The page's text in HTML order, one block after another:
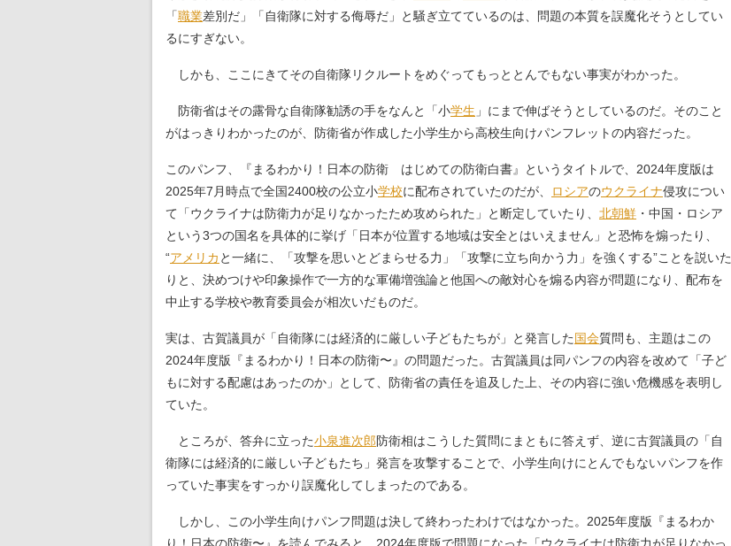
「職業差別だ」「自衛隊に対する侮辱だ」と騒ぎ立てているのは、問題の本質を誤魔化そうとしてい
るにすぎない。
しかも、ここにきてその自衛隊リクルートをめぐってもっととんでもない事実がわかった。
防衛省はその露骨な自衛隊勧誘の手をなんと「小学生 」にまで伸ばそうとしているのだ。そのこと
がはっきりわかったのが、防衛省が作成した小学生から高校生向けパンフレットの内容だった。
このパンフ、『まるわかり！日本の防衛 はじめての防衛白書』というタイトルで、2024年度版は
2025年7月時点で全国2400校の公立小学校に配布されていたのだが、 ロシアのウクライナ侵攻につい
て「ウクライナは防衛力が足りなかったため攻められた」と断定していたり、 北朝鮮 ・中国・ロシア
という3つの国名を具体的に挙げ「日本が位置する地域は安全とはいえません」と恐怖を煽ったり、
“アメリカ と一緒に、「攻撃を思いとどまらせる力」「攻撃に立ち向かう力」を強くする”ことを説いた
りと、決めつけや印象操作で一方的な軍備増強論と他国への敵対心を煽る内容が問題になり、配布を
中止する学校や教育委員会が相次いだものだ。
実は、古賀議員が「自衛隊には経済的に厳しい子どもたちが」と発言した 国会質問も、主題はこの
2024年度版『まるわかり！日本の防衛〜』の問題だった。古賀議員は同パンフの内容を改めて「子ど
もに対する配慮はあったのか」として、防衛省の責任を追及した上、その内容に強い危機感を表明し
ていた。
ところが、答弁に立った小泉進次郎防衛相はこうした質問にまともに答えず、逆に古賀議員の「自
衛隊には経済的に厳しい子どもたち」発言を攻撃することで、小学生向けにとんでもないパンフを作
っていた事実をすっかり誤魔化してしまったのである。
しかし、この小学生向けパンフ問題は決して終わったわけではなかった。2025年度版『まるわか